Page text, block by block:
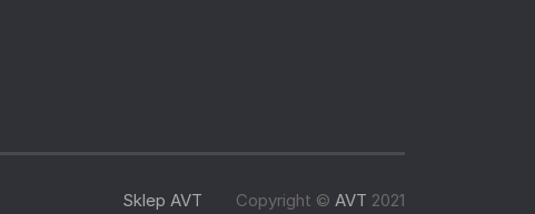
Sklep AVT Copyright © AVT 2021